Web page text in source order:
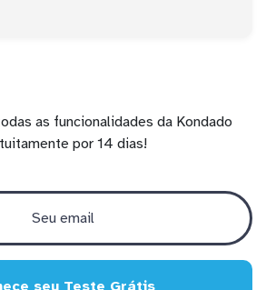
as funcionalidades da Kondado
por 14 dias!
seu Teste Grátis